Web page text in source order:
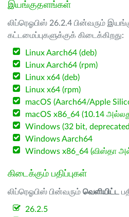
இயங்குதளங்கள்
லிப்ரெஓபிஸ் 26.2.4 பின்வரும்
கட்டமைப்புகளுக்குக் கிடைக்கிறது:
Linux Aarch64 (deb)
Linux Aarch64 (rpm)
Linux x64 (deb)
Linux x64 (rpm)
macOS (Aarch64/Apple
macOS x86_64 (10.14
Windows (32 bit,
Windows Aarch64
Windows x86_64 (விஸ்தா
கிடைக்கும் பதிப்புகள்
லிப்ரெஓபிஸ் பின்வரும் வெளியிட்ட
26.2.5